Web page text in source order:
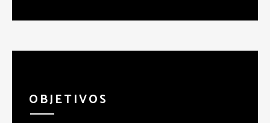
OBJETIVOS